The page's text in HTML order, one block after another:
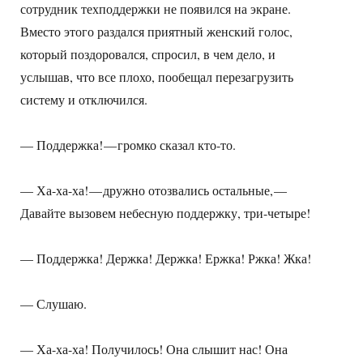
сотрудник техподдержки не появился на экране.
Вместо этого раздался приятный женский голос,
который поздоровался, спросил, в чем дело, и
услышав, что все плохо, пообещал перезагрузить
систему и отключился.
— Поддержка! — громко сказал кто-то.
— Ха-ха-ха! — дружно отозвались остальные, —
Давайте вызовем небесную поддержку, три-четыре!
— Поддержка! Держка! Держка! Ержка! Ржка! Жка!
— Слушаю.
— Ха-ха-ха! Получилось! Она слышит нас! Она